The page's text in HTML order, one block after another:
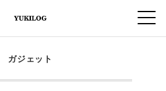
ガジェット